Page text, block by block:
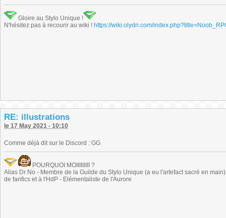
Gloire au Stylo Unique !
N'hésitez pas à recourir au wiki ! https://wiki.olydri.com/
RE: illustrations
le 17 May 2021 - 10:10
Comme déjà dit sur le Discord : GG
POURQUOI MOIIIIIIIII ?
Alias Dr No - Membre de la Guilde du Stylo Unique (a eu l'artefact sacré en
de fanfics et à l'HdP - Elémentaliste de l'Aurore